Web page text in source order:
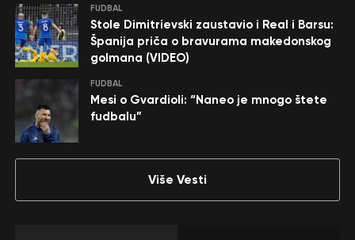
FUDBAL
Stole Dimitrievski zaustavio i Real i Barsu:
Španija priča o bravurama makedonskog
golmana (VIDEO)
FUDBAL
Mesi o Gvardioli: “Naneo je mnogo štete
fudbalu”
Više Vesti